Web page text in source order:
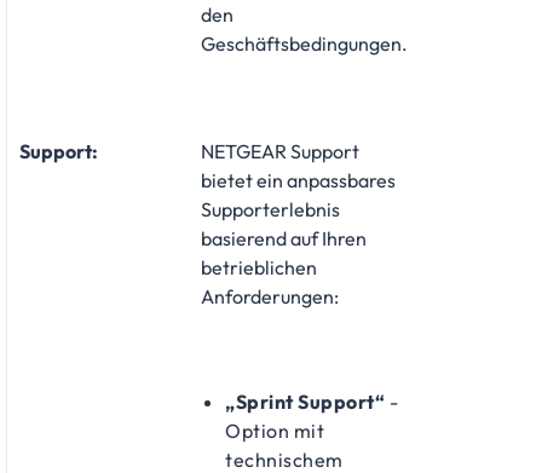
den
Geschäftsbedingungen.
Support:
NETGEAR Support
bietet ein anpassbares
Supporterlebnis
basierend auf Ihren
betrieblichen
Anforderungen:
„Sprint Support“ -
Option mit
technischem